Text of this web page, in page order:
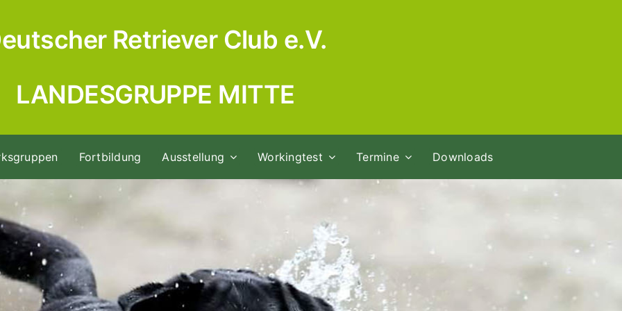
Retriever Club e.V.
LANDESGRUPPE MITTE
Fortbildung Ausstellung Workingtest Termine Downloads